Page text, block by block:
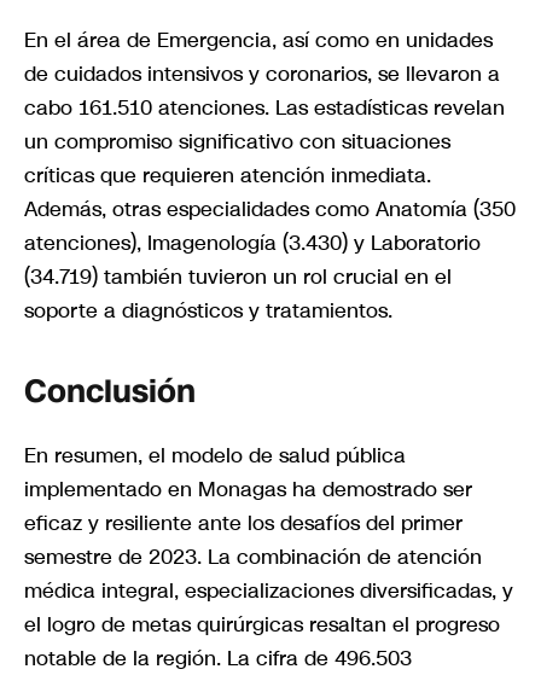
En el área de Emergencia, así como en unidades
de cuidados intensivos y coronarios, se llevaron a
cabo 161.510 atenciones. Las estadísticas revelan
un compromiso significativo con situaciones
críticas que requieren atención inmediata.
Además, otras especialidades como Anatomía (350
atenciones), Imagenología (3.430) y Laboratorio
(34.719) también tuvieron un rol crucial en el
soporte a diagnósticos y tratamientos.
Conclusión
En resumen, el modelo de salud pública
implementado en Monagas ha demostrado ser
eficaz y resiliente ante los desafíos del primer
semestre de 2023. La combinación de atención
médica integral, especializaciones diversificadas, y
el logro de metas quirúrgicas resaltan el progreso
notable de la región. La cifra de 496.503